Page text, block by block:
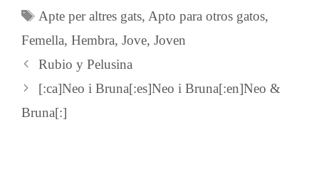
Etiquetes
Apte per altres gats, Apto para otros gatos,
Femella, Hembra, Jove, Joven
Rubio y Pelusina
[:ca]Neo i Bruna[:es]Neo i Bruna[:en]Neo &
Bruna[:]